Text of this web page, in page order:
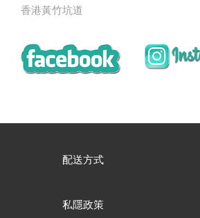
香港黃竹坑道
配送方式
私隱政策